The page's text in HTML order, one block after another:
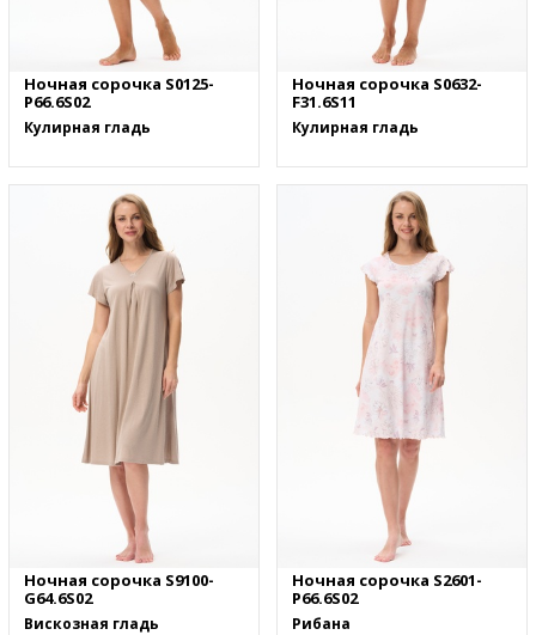
Ночная сорочка S0125-
P66.6S02
Кулирная гладь
Ночная сорочка S0632-
F31.6S11
Кулирная гладь
Ночная сорочка S9100-
G64.6S02
Вискозная гладь
Ночная сорочка S2601-
P66.6S02
Рибана